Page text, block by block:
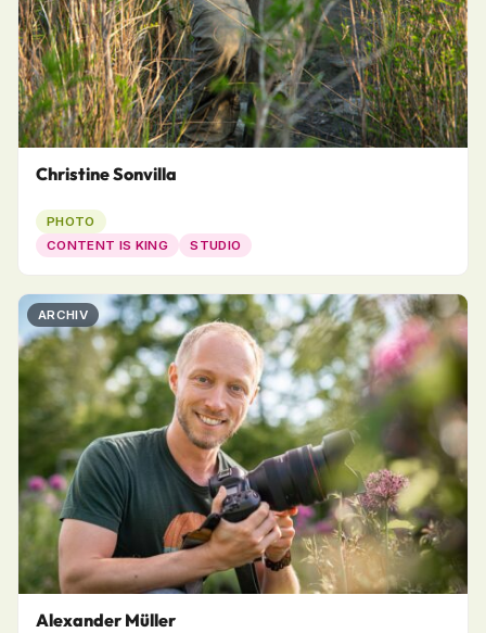
Christine Sonvilla
PHOTO
CONTENT IS KING
STUDIO
ARCHIV
Alexander Müller